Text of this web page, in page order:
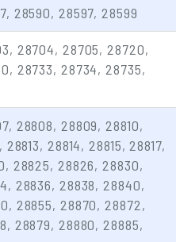
28590, 28597, 28599
28704, 28705, 28720,
28733, 28734, 28735,
28808, 28809, 28810,
28813, 28814, 28815, 28817,
28825, 28826, 28830,
28836, 28838, 28840,
28855, 28870, 28872,
28879, 28880, 28885,